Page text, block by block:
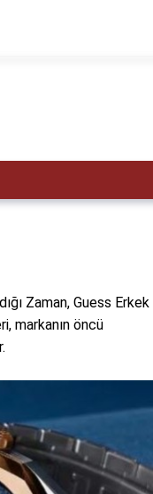
Zaman, Guess Erkek
markanın öncü